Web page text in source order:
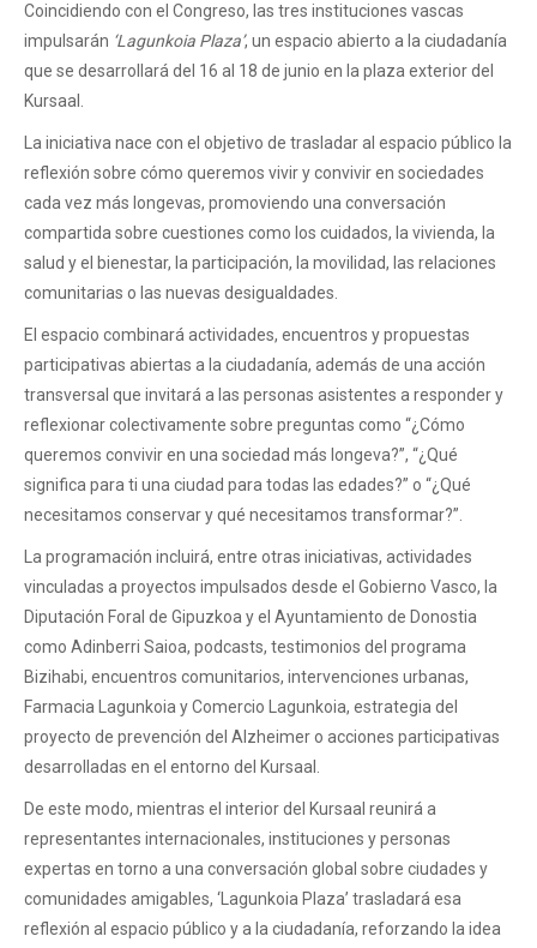
Coincidiendo con el Congreso, las tres instituciones vascas
impulsarán ‘Lagunkoia Plaza’, un espacio abierto a la ciudadanía
que se desarrollará del 16 al 18 de junio en la plaza exterior del
Kursaal.
La iniciativa nace con el objetivo de trasladar al espacio público la
reflexión sobre cómo queremos vivir y convivir en sociedades
cada vez más longevas, promoviendo una conversación
compartida sobre cuestiones como los cuidados, la vivienda, la
salud y el bienestar, la participación, la movilidad, las relaciones
comunitarias o las nuevas desigualdades.
El espacio combinará actividades, encuentros y propuestas
participativas abiertas a la ciudadanía, además de una acción
transversal que invitará a las personas asistentes a responder y
reflexionar colectivamente sobre preguntas como “¿Cómo
queremos convivir en una sociedad más longeva?”, “¿Qué
significa para ti una ciudad para todas las edades?” o “¿Qué
necesitamos conservar y qué necesitamos transformar?”.
La programación incluirá, entre otras iniciativas, actividades
vinculadas a proyectos impulsados desde el Gobierno Vasco, la
Diputación Foral de Gipuzkoa y el Ayuntamiento de Donostia
como Adinberri Saioa, podcasts, testimonios del programa
Bizihabi, encuentros comunitarios, intervenciones urbanas,
Farmacia Lagunkoia y Comercio Lagunkoia, estrategia del
proyecto de prevención del Alzheimer o acciones participativas
desarrolladas en el entorno del Kursaal.
De este modo, mientras el interior del Kursaal reunirá a
representantes internacionales, instituciones y personas
expertas en torno a una conversación global sobre ciudades y
comunidades amigables, ‘Lagunkoia Plaza’ trasladará esa
reflexión al espacio público y a la ciudadanía, reforzando la idea